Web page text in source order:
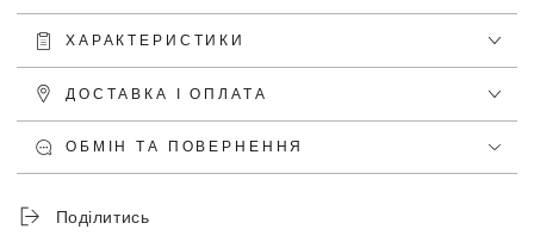
ХАРАКТЕРИСТИКИ
ДОСТАВКА І ОПЛАТА
ОБМІН ТА ПОВЕРНЕННЯ
Поділитись